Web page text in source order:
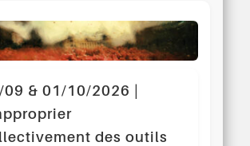
09 & 01/10/2026 |
des outils